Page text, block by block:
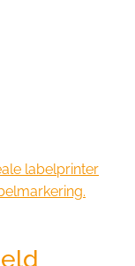
labelprinter